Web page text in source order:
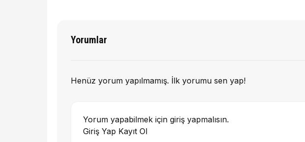
Yorumlar
Henüz yorum yapılmamış. İlk yorumu sen yap!
Yorum yapabilmek için giriş yapmalısın.
Giriş Yap Kayıt Ol